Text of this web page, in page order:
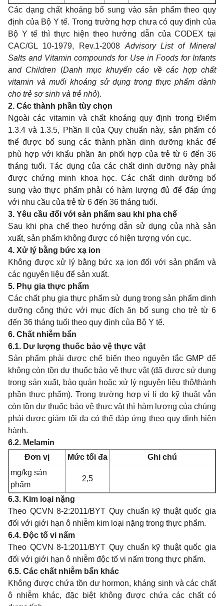
Các dạng chất khoáng bổ sung vào sản phẩm theo quy
định của Bộ Y tế. Trong trường hợp chưa có quy định của
Bộ Y tế thì thực hiện theo hướng dẫn của CODEX tại
CAC/GL 10-1979, Rev.1-2008
Advisory List of Mineral
Salts and Vitamin compounds for Use in Foods for Infants
and Children (Danh mục khuyến cáo về các hợp chất
vitamin và muối khoáng sử dụng trong thực phẩm dành
cho trẻ sơ sinh và trẻ nhỏ).
2. Các thành phần tùy chọn
Ngoài các vitamin và chất khoáng quy định trong Điểm
1.3.4 và 1.3.5, Phần II của Quy chuẩn này, sản phẩm có
thể được bổ sung các thành phần dinh dưỡng khác để
phù hợp với khẩu phần ăn phối hợp của trẻ từ 6 đến 36
tháng tuổi. Tác dụng của các chất dinh dưỡng này phải
được chứng minh khoa học. Các chất dinh dưỡng bổ
sung vào thực phẩm phải có hàm lượng đủ để đáp ứng
với nhu cầu của trẻ từ 6 đến 36 tháng tuổi.
3. Yêu cầu đối với sản phẩm sau khi pha chế
Sau khi pha chế theo hướng dẫn sử dụng của nhà sản
xuất, sản phẩm không được có hiện tượng vón cục.
4. Xử lý bằng bức xạ ion
Không được xử lý bằng bức xạ ion đối với sản phẩm và
các nguyên liệu để sản xuất.
5. Phụ gia thực phẩm
Các chất phụ gia thực phẩm sử dụng trong sản phẩm dinh
dưỡng công thức với mục đích ăn bổ sung cho trẻ từ 6
đến 36 tháng tuổi theo quy định của Bộ Y tế.
6. Chất nhiễm bẩn
6.1. Dư lượng thuốc bảo vệ thực vật
Sản phẩm phải được chế biến theo nguyên tắc GMP để
không còn tồn dư thuốc bảo vệ thực vật (đã được sử dụng
trong sản xuất, bảo quản hoặc xử lý nguyên liệu thô/thành
phần thực phẩm). Trong trường hợp vì lí do kỹ thuật vẫn
còn tồn dư thuốc bảo vệ thực vật thì hàm lượng của chúng
phải được giảm tối đa có thể đáp ứng theo quy định hiện
hành.
6.2. Melamin
Đơn vị
Mức tối đa
Ghi chú
mg/kg sản
phẩm
2,5
6.3. Kim loại nặng
Theo QCVN 8-2:2011/BYT Quy chuẩn kỹ thuật quốc gia
đối với giới hạn ô nhiễm kim loại nặng trong thực phẩm.
6.4. Độc tố vi nấm
Theo QCVN 8-1:2011/BYT Quy chuẩn kỹ thuật quốc gia
đối với giới hạn ô nhiễm độc tố vi nấm trong thực phẩm.
6.5. Các chất nhiễm bẩn khác
Không được chứa tồn dư hormon, kháng sinh và các chất
ô nhiễm khác, đặc biệt không được chứa các chất có